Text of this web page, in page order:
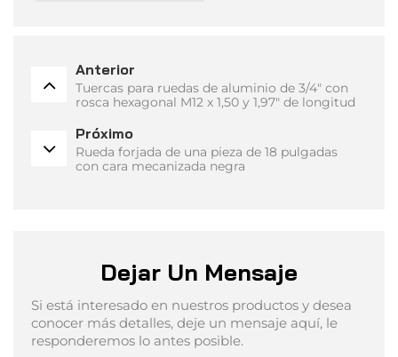
Anterior
Tuercas para ruedas de aluminio de 3/4" con
rosca hexagonal M12 x 1,50 y 1,97" de longitud
Próximo
Rueda forjada de una pieza de 18 pulgadas
con cara mecanizada negra
Dejar Un Mensaje
Si está interesado en nuestros productos y desea
conocer más detalles, deje un mensaje aquí, le
responderemos lo antes posible.